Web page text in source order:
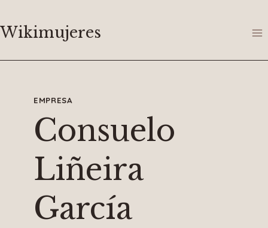
al
Wikimujeres
EMPRESA
Consuelo
Liñeira
García